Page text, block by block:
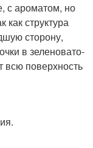
с ароматом, но
как структура
сторону,
в зеленовато-
всю поверхность